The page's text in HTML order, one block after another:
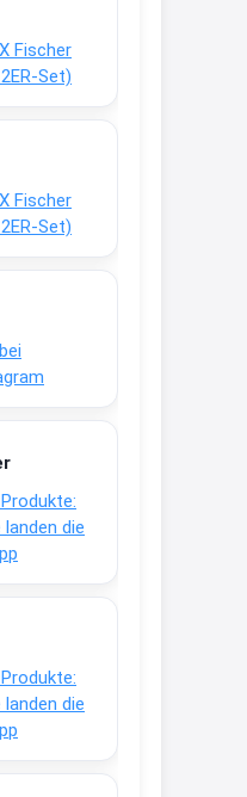
Fischer
Set)
Fischer
Set)
die
die
gut?
Rabatt 3€
coupons/...